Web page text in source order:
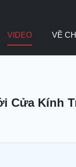
VIDEO VỀ
Cửa Kính